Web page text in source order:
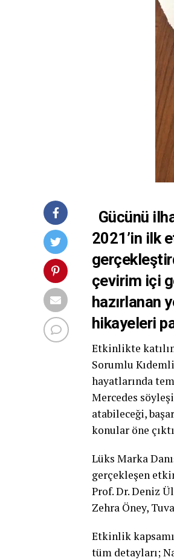
Gücünü
2021’in ilk
çevirim içi
hazırlanan
hikayeleri
Etkinlikte
Sorumlu
hayatlarında
Mercedes
atabileceği,
konular öne
Lüks Marka
gerçekleşen
Prof. Dr. Deniz
Zehra Öney,
Etkinlik
tüm detayları;